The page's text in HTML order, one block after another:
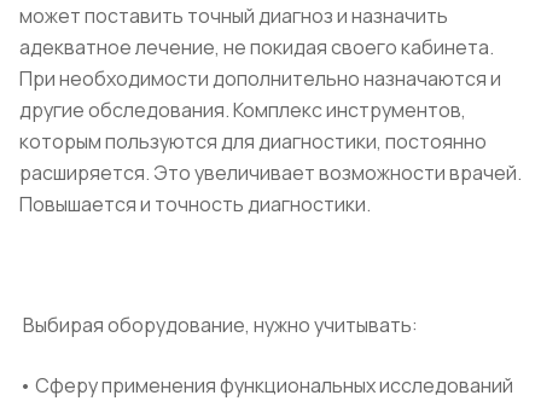
может поставить точный диагноз и назначить
адекватное лечение, не покидая своего кабинета.
При необходимости дополнительно назначаются и
другие обследования. Комплекс инструментов,
которым пользуются для диагностики, постоянно
расширяется. Это увеличивает возможности врачей.
Повышается и точность диагностики.
Выбирая оборудование, нужно учитывать:
• Сферу применения функциональных исследований